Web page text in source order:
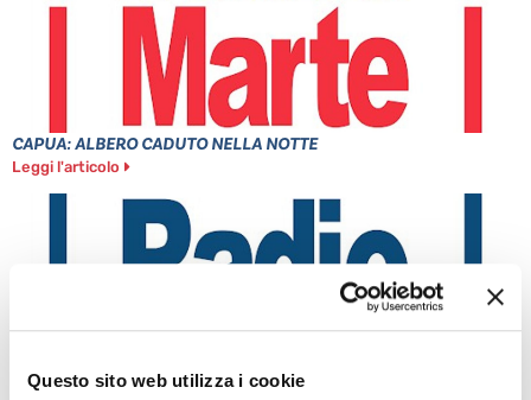
Questo sito web utilizza i cookie
CAPUA: ALBERO CADUTO NELLA NOTTE
Leggi l'articolo